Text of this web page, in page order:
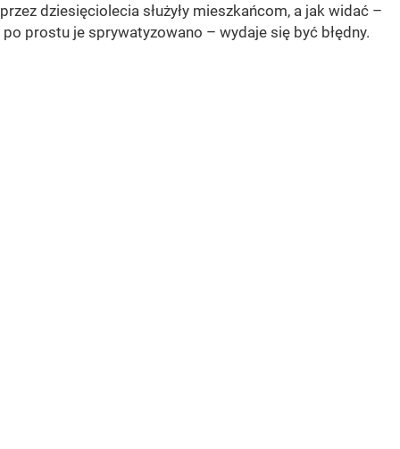
przez dziesięciolecia służyły mieszkańcom, a jak widać –
po prostu je sprywatyzowano – wydaje się być błędny.